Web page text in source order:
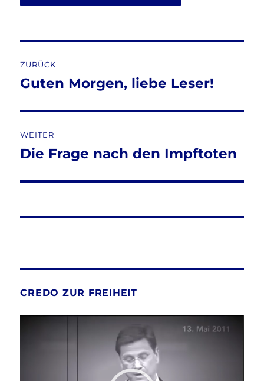
ZURÜCK
Vorheriger
Guten Morgen, liebe Leser!
WEITER
Nächster
Die Frage nach den Impftoten
CREDO ZUR FREIHEIT